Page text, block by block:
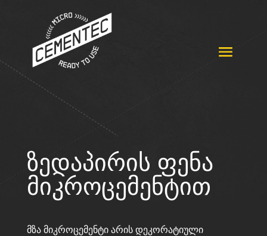
ზედაპირის ფენა
მიკროცემენტით
მზა მიკროცემენტი არის დეკორატიული